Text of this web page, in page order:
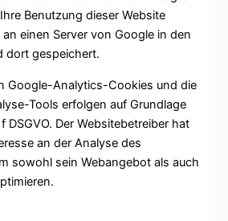
Benutzung dieser Website
einen Server von Google in den
dort gespeichert.
Google-Analytics-Cookies und die
Tools erfolgen auf Grundlage
DSGVO. Der Websitebetreiber hat
an der Analyse des
sowohl sein Webangebot als auch